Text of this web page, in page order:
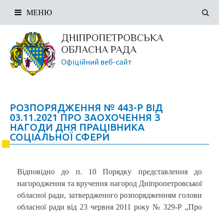
ДНІПРОПЕТРОВСЬКА
ОБЛАСНА РАДА
Офіційний веб-сайт
МЕНЮ
РОЗПОРЯДЖЕННЯ № 443-Р ВІД
03.11.2021 ПРО ЗАОХОЧЕННЯ З
НАГОДИ ДНЯ ПРАЦІВНИКА
СОЦІАЛЬНОЇ СФЕРИ
Відповідно до п. 10 Порядку представлення до
нагородження та вручення нагород Дніпропетровської
обласної ради, затвердженого розпорядженням голови
обласної ради від 23 червня 2011 року № 329-Р „Про